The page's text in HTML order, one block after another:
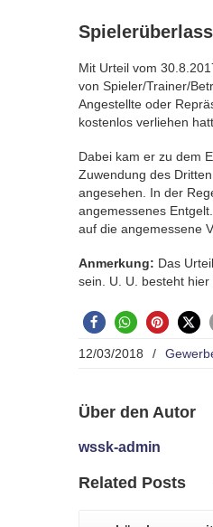
Mit Urteil vom
von Spieler/Trainer/
Angestellte oder
kostenlos verliehen
Dabei kam er zu dem
Zuwendung des
angesehen. In der
angemessenes
auf die angemessene
Anmerkung: Das
sein. U. U. besteht
12/03/2018 /
Über den Autor
wssk-admin
Related Posts